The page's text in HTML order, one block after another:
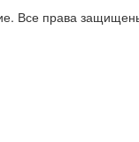
Все права